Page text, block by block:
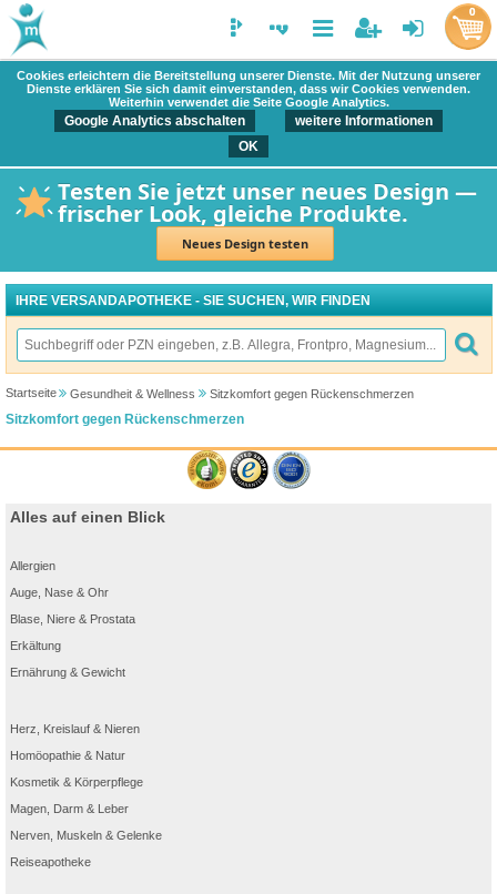
Cookies erleichtern die Bereitstellung unserer Dienste. Mit der Nutzung unserer
Dienste erklären Sie sich damit einverstanden, dass wir Cookies verwenden.
Weiterhin verwendet die Seite Google Analytics.
Google Analytics abschalten
weitere Informationen
OK
Testen Sie jetzt unser neues Design —
frischer Look, gleiche Produkte.
Neues Design testen
0
IHRE VERSANDAPOTHEKE - SIE SUCHEN, WIR FINDEN
Startseite Gesundheit & Wellness Sitzkomfort gegen Rückenschmerzen
Sitzkomfort gegen Rückenschmerzen
Alles auf einen Blick
Allergien
Auge, Nase & Ohr
Blase, Niere & Prostata
Erkältung
Ernährung & Gewicht
Herz, Kreislauf & Nieren
Homöopathie & Natur
Kosmetik & Körperpflege
Magen, Darm & Leber
Nerven, Muskeln & Gelenke
Reiseapotheke